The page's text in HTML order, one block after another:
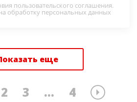
пользовательского соглашения.
обработку персональных данных
еще
2 3 ... 4